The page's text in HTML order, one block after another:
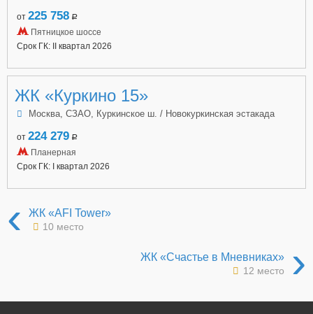
от 225 758 a
Пятницкое шоссе
Срок ГК: II квартал 2026
ЖК «Куркино 15»
Москва, СЗАО, Куркинское ш. / Новокуркинская эстакада
от 224 279 a
Планерная
Срок ГК: I квартал 2026
‹ ЖК «AFI Tower»
10 место
›
ЖК «Счастье в Мневниках»
12 место